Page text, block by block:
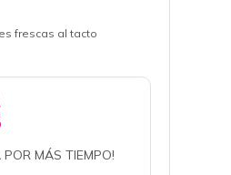
frescas al tacto
POR MÁS TIEMPO!